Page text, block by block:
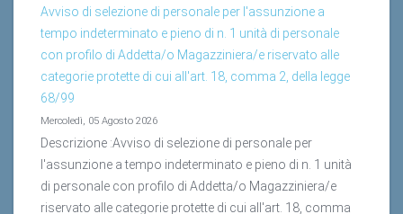
tempo indeterminato e pieno di n. 1 unità di personale
con profilo di Addetta/o Magazziniera/e riservato alle
categorie protette di cui all'art. 18, comma 2, della legge
68/99
Mercoledì, 05 Agosto 2026
Descrizione :Avviso di selezione di personale per
l'assunzione a tempo indeterminato e pieno di n. 1 unità
di personale con profilo di Addetta/o Magazziniera/e
riservato alle categorie protette di cui all'art. 18, comma